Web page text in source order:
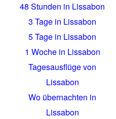
48 Stunden in Lissabon
3 Tage in Lissabon
5 Tage in Lissabon
1 Woche in Lissabon
Tagesausflüge von
Lissabon
Wo übernachten in
Lissabon